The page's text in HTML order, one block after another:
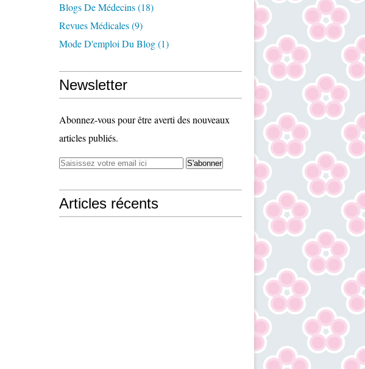
Blogs De Médecins(18)
Revues Médicales(9)
Mode D'emploi Du Blog(1)
Newsletter
Abonnez-vous pour être averti des nouveaux
articles publiés.
Articles récents